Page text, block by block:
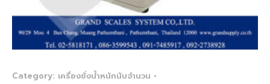
Category: เครื่องชั่งน้ำหนักนับจำนวน